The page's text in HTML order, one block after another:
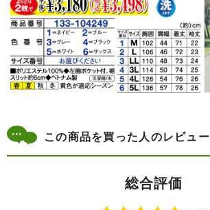
この商品を買った人のレビュー
総合評価